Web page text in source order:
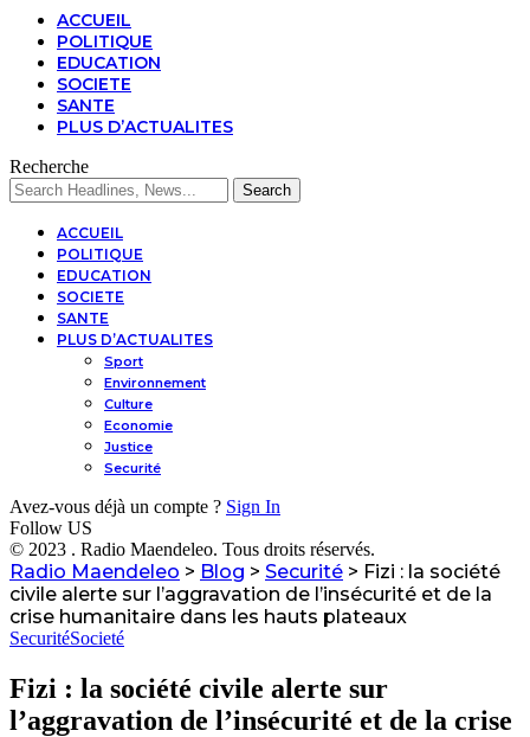
ACCUEIL
POLITIQUE
EDUCATION
SOCIETE
SANTE
PLUS D’ACTUALITES
Recherche
ACCUEIL
POLITIQUE
EDUCATION
SOCIETE
SANTE
PLUS D’ACTUALITES
Sport
Environnement
Culture
Economie
Justice
Securité
Avez-vous déjà un compte ? Sign In
Follow US
© 2023 . Radio Maendeleo. Tous droits réservés.
Radio Maendeleo > Blog > Securité > Fizi : la société
civile alerte sur l’aggravation de l’insécurité et de la
crise humanitaire dans les hauts plateaux
SecuritéSocieté
Fizi : la société civile alerte sur
l’aggravation de l’insécurité et de la crise